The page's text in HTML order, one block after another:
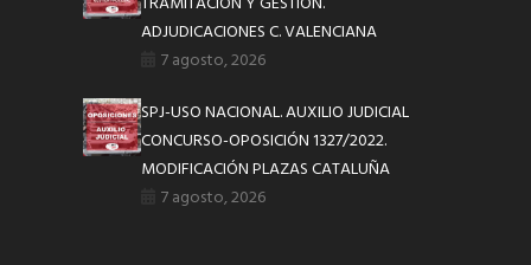
ADJUDICACIONES C. VALENCIANA
7 agosto, 2026
SPJ-USO NACIONAL. AUXILIO JUDICIAL
CONCURSO-OPOSICIÓN 1327/2022.
MODIFICACIÓN PLAZAS CATALUÑA
7 agosto, 2026